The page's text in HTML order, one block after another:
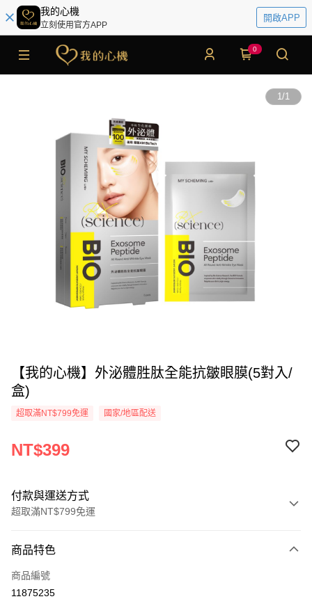
我的心機
立刻使用官方APP
開啟APP
0
1/1
【我的心機】外泌體胜肽全能抗皺眼膜(5對入/
盒)
超取滿NT$799免運 國家/地區配送
NT$399
付款與運送方式
超取滿NT$799免運
信用卡一次付款
超商取貨付款
商品特色
商品編號
11875235